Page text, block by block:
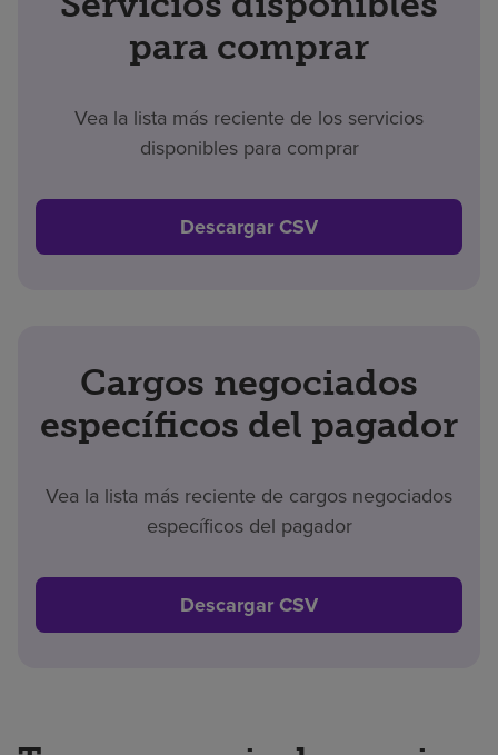
para comprar
Vea la lista más reciente de los servicios
disponibles para comprar
Descargar CSV
Cargos negociados
específicos del pagador
Vea la lista más reciente de cargos negociados
específicos del pagador
Descargar CSV